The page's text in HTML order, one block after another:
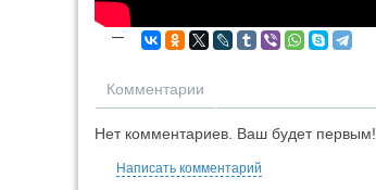
—
Комментарии
Нет комментариев. Ваш будет первым!
Написать комментарий